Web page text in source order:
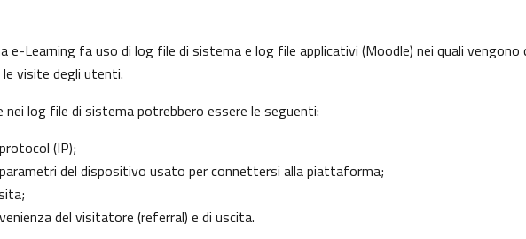
e-Learning fa uso di log file di sistema e log file applicativi (Moodle) nei quali
visite degli utenti.
nei log file di sistema potrebbero essere le seguenti:
(IP);
del dispositivo usato per connettersi alla piattaforma;
del visitatore (referral) e di uscita.